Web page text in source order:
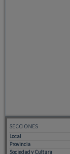
SECCIONES
Local
Provincia
Sociedad y Cultura